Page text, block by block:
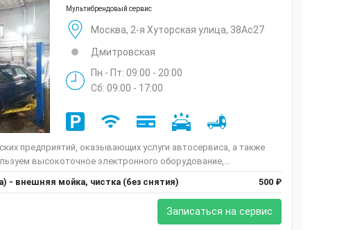
Мультибрендовый сервис
Москва, 2-я Хуторская улица, 38Ас27
Дмитровская
Пн - Пт: 09:00 - 20:00
Сб: 09:00 - 17:00
предприятий, оказывающих услуги автосервиса, а также
высокоточное электронного оборудование,...
- внешняя мойка, чистка (без снятия)
500 ₽
Записаться на сервис